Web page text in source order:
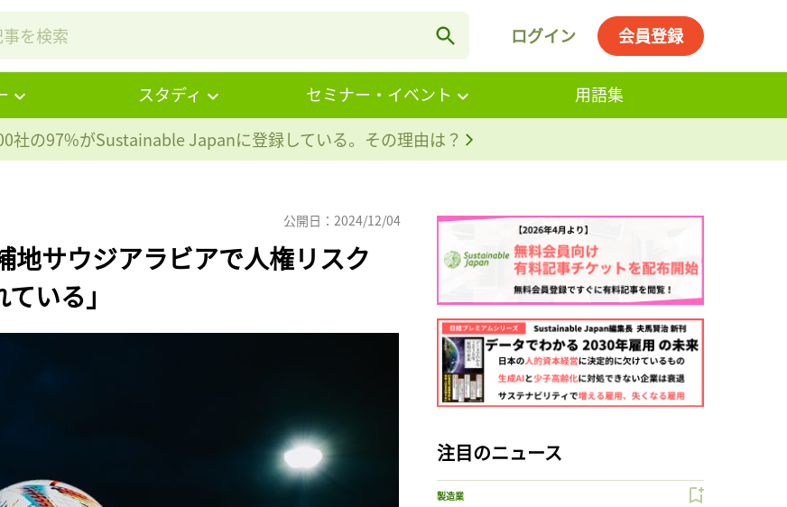
ログイン 会員登録
スタディ セミナー・イベント
用語集
社の97%がSustainable Japanに登録している。その理由は？
公開日：2024/12/04
地サウジアラビアで人権リスク
いる」
注目のニュース
製造業